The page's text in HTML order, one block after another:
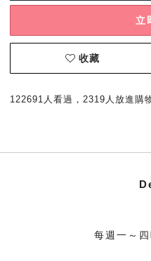
立
收藏
122691人看過，2319人放進購
每週一～